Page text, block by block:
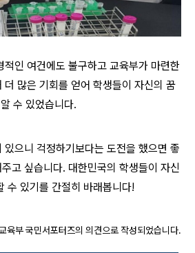
적인 여건에도 불구하고 교육부가 마련한
더 많은 기회를 얻어 학생들이 자신의 꿈
수 있었습니다.
있으니 걱정하기보다는 도전을 했으면 좋
고 싶습니다. 대한민국의 학생들이 자신
수 있기를 간절히 바래봅니다!
육부 국민서포터즈의 의견으로 작성되었습니다.